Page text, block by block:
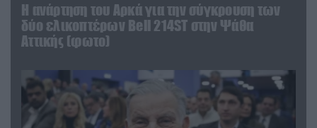
Η ανάρτηση του Αρκά για την σύγκρουση των
δύο ελικοπτέρων Bell 214ST στην Ψάθα
Αττικής (φωτο)